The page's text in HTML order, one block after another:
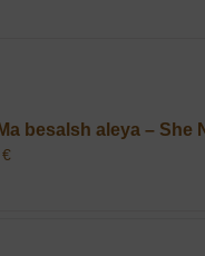
besalsh aleya –
€